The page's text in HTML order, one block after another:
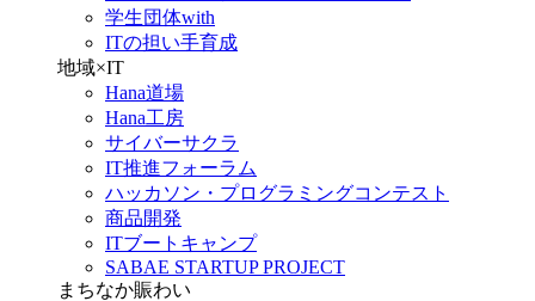
学生団体with
ITの担い手育成
地域×IT
Hana道場
Hana工房
サイバーサクラ
IT推進フォーラム
ハッカソン・プログラミングコンテスト
商品開発
ITブートキャンプ
SABAE STARTUP PROJECT
まちなか賑わい